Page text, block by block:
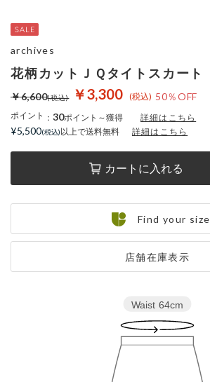
花柄カットＪＱタイトスカート
￥3,300 50％OFF
￥6,600
ポイント ： 30ポイント～獲得 詳細はこちら
カートに入れる
店舗在庫表示
archives
¥5,500 以上で送料無料 詳細はこちら
Find your size
Waist 64cm